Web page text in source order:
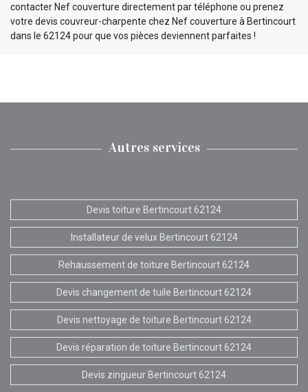
contacter Nef couverture directement par téléphone ou prenez
votre devis couvreur-charpente chez Nef couverture à Bertincourt
dans le 62124 pour que vos pièces deviennent parfaites !
Autres services
Devis toiture Bertincourt 62124
Installateur de velux Bertincourt 62124
Rehaussement de toiture Bertincourt 62124
Devis changement de tuile Bertincourt 62124
Devis nettoyage de toiture Bertincourt 62124
Devis réparation de toiture Bertincourt 62124
Devis zingueur Bertincourt 62124